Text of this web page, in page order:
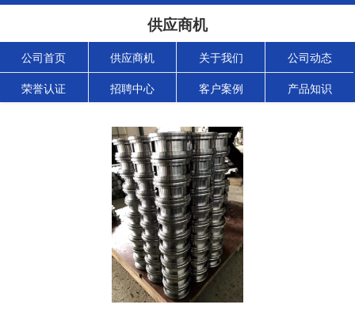
供应商机
公司首页 供应商机 关于我们 公司动态
荣誉认证 招聘中心 客户案例 产品知识